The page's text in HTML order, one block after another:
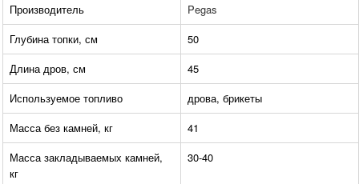
Производитель
Pegas
Глубина топки, см
50
Длина дров, см
45
Используемое топливо
дрова, брикеты
Масса без камней, кг
41
Масса закладываемых камней,
кг
30-40